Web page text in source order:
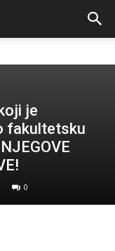
je
fakultetsku
0